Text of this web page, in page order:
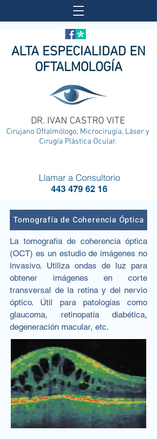
ALTA ESPECIALIDAD EN
OFTALMOLOGÍA
DR. IVAN CASTRO VITE
Cirujano Oftalmólogo, Microcirugía, Láser y
Cirugía Plástica Ocular.
Llamar a Consultorio
443 479 62 16
Tomografía de Coherencia Óptica
La tomografía de coherencia óptica
(OCT) es un estudio de imágenes no
invasivo. Utiliza ondas de luz para
obtener imágenes en corte
transversal de la retina y del nervio
óptico. Útil para patologías como
glaucoma, retinopatía diabética,
degeneración macular, etc.